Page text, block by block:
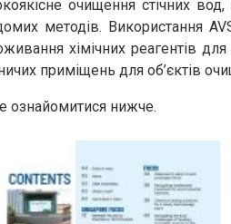
очищення стічних
методів. Використання
хімічних реагентів
приміщень для об’єктів
ознайомитися нижче.